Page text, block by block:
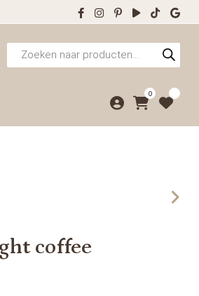
Producten
zoeken
0
coffee